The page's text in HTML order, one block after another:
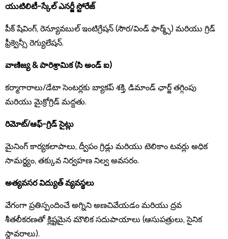
యుటిలిటీ-స్కేల్ ఎనర్జీ స్టోరేజ్
పీక్ షేవింగ్, రెన్యూవబుల్ ఇంటిగ్రేషన్ (సౌర/విండ్ ఫార్మ్స్) మరియు గ్రిడ్
ఫ్రీక్వెన్సీ రెగ్యులేషన్.
వాణిజ్య & పారిశ్రామిక (సి అండ్ ఐ)
కర్మాగారాలు/డేటా సెంటర్లకు బ్యాకప్ శక్తి, డిమాండ్ ఛార్జ్ తగ్గింపు
మరియు మైక్రోగ్రిడ్ మద్దతు.
రిమోట్/ఆఫ్-గ్రిడ్ సైట్లు
మైనింగ్ కార్యకలాపాలు, ద్వీపం గ్రిడ్లు మరియు టెలికాం టవర్లు అధిక
సామర్థ్యం, తక్కువ నిర్వహణ నిల్వ అవసరం.
అత్యవసర విద్యుత్ వ్యవస్థలు
వేగంగా ప్రతిస్పందించే అగ్నిని అణచివేయడం మరియు ద్రవ
శీతలీకరణతో క్లిష్టమైన మౌలిక సదుపాయాలు (ఆసుపత్రులు, సైనిక
స్థావరాలు).